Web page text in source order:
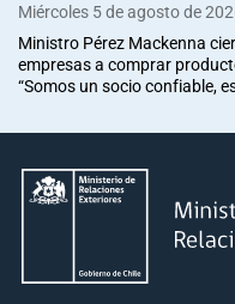
Miércoles 5 de agosto de
Ministro Pérez Mackenna
empresas a comprar
“Somos un socio confiable,